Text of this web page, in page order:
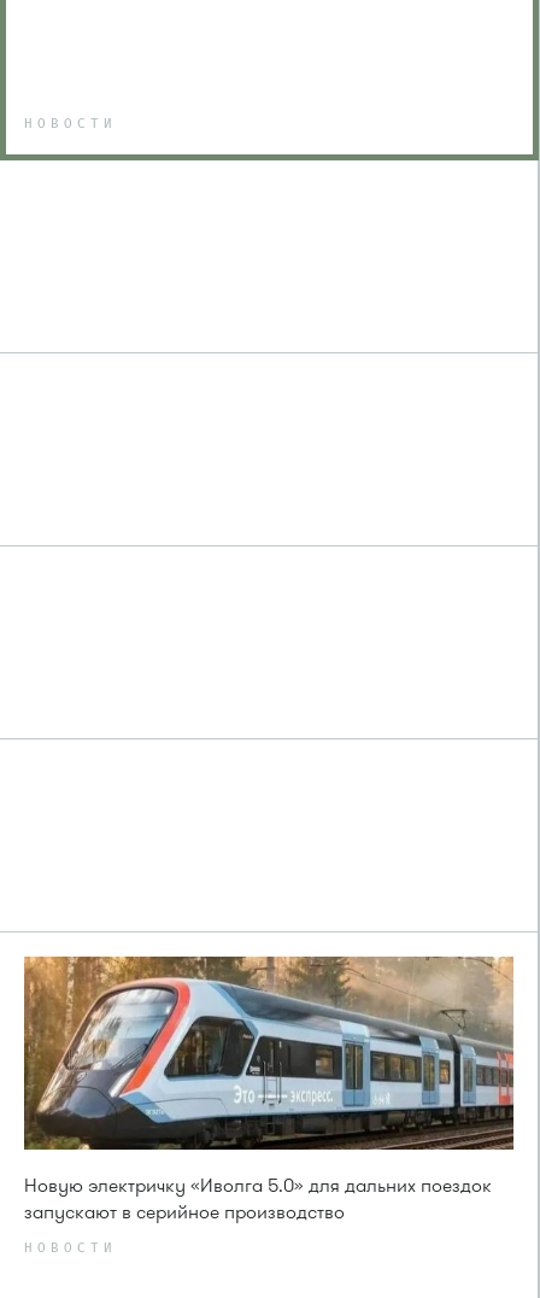
НОВОСТИ
Новую электричку «Иволга 5.0» для дальних поездок
запускают в серийное производство
НОВОСТИ